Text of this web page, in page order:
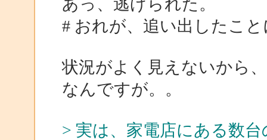
あっ、逃げられた。
# おれが、追い出したこ
状況がよく見えないから
なんですが。。
> 実は、家電店にある数